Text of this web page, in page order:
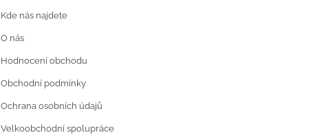
Kde nás najdete
O nás
Hodnocení obchodu
Obchodní podmínky
Ochrana osobních údajů
Velkoobchodní spolupráce